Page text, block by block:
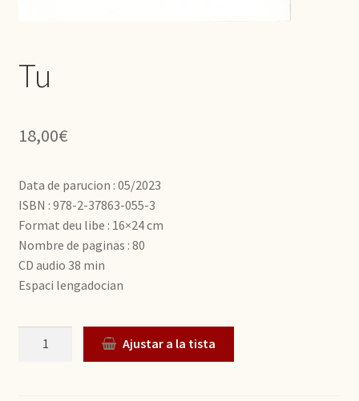
Tu
18,00€
Data de parucion : 05/2023
ISBN : 978-2-37863-055-3
Format deu libe : 16×24 cm
Nombre de paginas : 80
CD audio 38 min
Espaci lengadocian
Quantitat Ajustar a la tista